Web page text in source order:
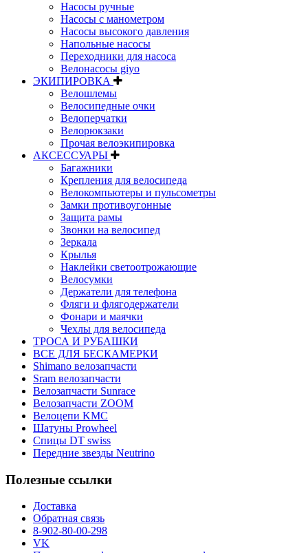
Насосы ручные
Насосы с манометром
Насосы высокого давления
Напольные насосы
Переходники для насоса
Велонасосы giyo
ЭКИПИРОВКА
Велошлемы
Велосипедные очки
Велоперчатки
Велорюкзаки
Прочая велоэкипировка
АКСЕССУАРЫ
Багажники
Крепления для велосипеда
Велокомпьютеры и пульсометры
Замки противоугонные
Защита рамы
Звонки на велосипед
Зеркала
Крылья
Наклейки светоотрожающие
Велосумки
Держатели для телефона
Фляги и флягодержатели
Фонари и маячки
Чехлы для велосипеда
ТРОСА И РУБАШКИ
ВСЕ ДЛЯ БЕСКАМЕРКИ
Shimano велозапчасти
Sram велозапчасти
Велозапчасти Sunrace
Велозапчасти ZOOM
Велоцепи KMC
Шатуны Prowheel
Спицы DT swiss
Передние звезды Neutrino
Полезные ссылки
Доставка
Обратная связь
8-902-80-00-298
VK